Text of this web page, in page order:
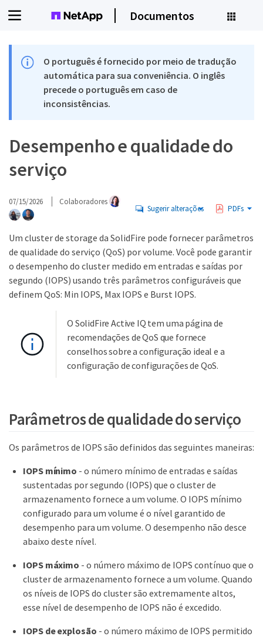
Documentos
O português é fornecido por meio de tradução
automática para sua conveniência. O inglês
precede o português em caso de
inconsistências.
Desempenho e qualidade do
serviço
07/15/2026 Colaboradores
Sugerir alterações PDFs
Um cluster de storage da SolidFire pode fornecer parâmetros
de qualidade do serviço (QoS) por volume. Você pode garantir
o desempenho do cluster medido em entradas e saídas por
segundo (IOPS) usando três parâmetros configuráveis que
definem QoS: Min IOPS, Max IOPS e Burst IOPS.
O SolidFire Active IQ tem uma página de
recomendações de QoS que fornece
conselhos sobre a configuração ideal e a
configuração de configurações de QoS.
Parâmetros de qualidade do serviço
Os parâmetros de IOPS são definidos das seguintes maneiras:
IOPS mínimo - o número mínimo de entradas e saídas
sustentadas por segundo (IOPS) que o cluster de
armazenamento fornece a um volume. O IOPS mínimo
configurado para um volume é o nível garantido de
desempenho para um volume. O desempenho não desce
abaixo deste nível.
IOPS máximo - o número máximo de IOPS contínuo que o
cluster de armazenamento fornece a um volume. Quando
os níveis de IOPS do cluster são extremamente altos,
esse nível de desempenho de IOPS não é excedido.
IOPS de explosão - o número máximo de IOPS permitido